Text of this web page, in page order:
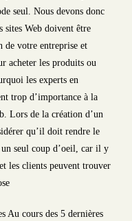
seul. Nous devons donc
sites Web doivent être
de votre entreprise et
acheter les produits ou
les experts en
trop d’importance à la
Lors de la création d’un
qu’il doit rendre le
seul coup d’oeil, car il y
les clients peuvent trouver
Au cours des 5 dernières